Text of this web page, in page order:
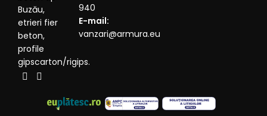
Buzău,
etrieri fier
beton,
profile
gipscarton/rigips.
940
E-mail:
vanzari@armura.eu